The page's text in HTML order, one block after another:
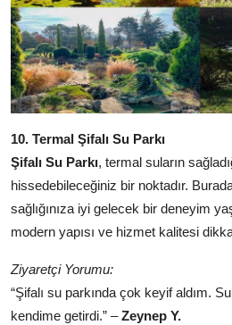
10. Termal Şifalı Su Parkı
Şifalı Su Parkı, termal suların
hissedebileceğiniz bir noktadır.
sağlığınıza iyi gelecek bir deneyim
modern yapısı ve hizmet kalitesi
Ziyaretçi Yorumu:
“Şifalı su parkında çok keyif aldım.
kendime getirdi.” –Zeynep Y.